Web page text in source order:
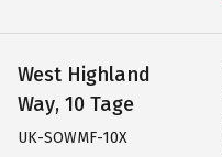
West Highland
Way, 10 Tage
UK-SOWMF-10X